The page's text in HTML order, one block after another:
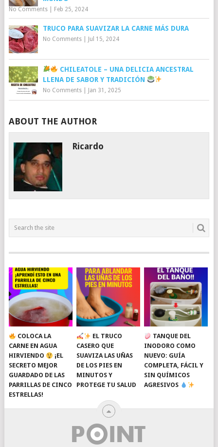
No Comments| Feb 25, 2024
TRUCO PARA SUAVIZAR LA CARNE MÁS DURA
No Comments| Jul 15, 2024
CHILEATOLE – UNA DELICIA ANCESTRAL
LLENA DE SABOR Y TRADICIÓN
No Comments| Jan 31, 2025
ABOUT THE AUTHOR
Ricardo
COLOCA LA
CARNE EN AGUA
HIRVIENDO
¡EL
SECRETO MEJOR
GUARDADO DE LAS
PARRILLAS DE CINCO
ESTRELLAS!
EL TRUCO
CASERO QUE
SUAVIZA LAS UÑAS
DE LOS PIES EN
MINUTOS Y
PROTEGE TU SALUD
TANQUE DEL
INODORO COMO
NUEVO: GUÍA
COMPLETA, FÁCIL Y
SIN QUÍMICOS
AGRESIVOS